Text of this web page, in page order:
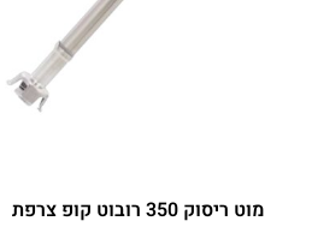
מוט ריסוק 350 רובוט קופ צרפת